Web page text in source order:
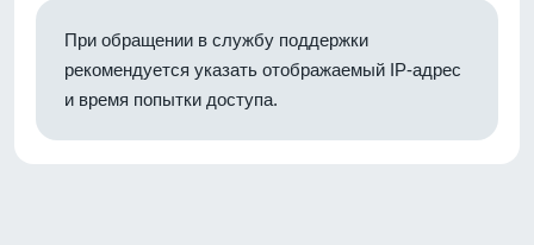
При обращении в службу поддержки
рекомендуется указать отображаемый IP-адрес
и время попытки доступа.